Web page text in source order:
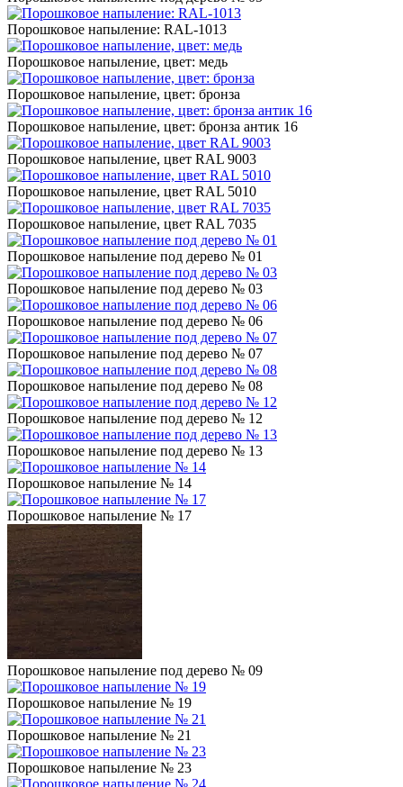
Порошковое напыление: RAL-1013
Порошковое напыление, цвет: медь
Порошковое напыление, цвет: бронза
Порошковое напыление, цвет: бронза антик 16
Порошковое напыление, цвет RAL 9003
Порошковое напыление, цвет RAL 5010
Порошковое напыление, цвет RAL 7035
Порошковое напыление под дерево № 01
Порошковое напыление под дерево № 03
Порошковое напыление под дерево № 06
Порошковое напыление под дерево № 07
Порошковое напыление под дерево № 08
Порошковое напыление под дерево № 12
Порошковое напыление под дерево № 13
Порошковое напыление № 14
Порошковое напыление № 17
Порошковое напыление под дерево № 09
Порошковое напыление № 19
Порошковое напыление № 21
Порошковое напыление № 23